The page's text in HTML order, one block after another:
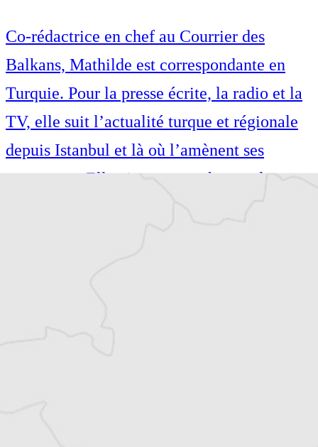
Co-rédactrice en chef au Courrier des
Balkans, Mathilde est correspondante en
Turquie. Pour la presse écrite, la radio et la
TV, elle suit l’actualité turque et régionale
depuis Istanbul et là où l’amènent ses
reportages. Elle aime se pencher sur les